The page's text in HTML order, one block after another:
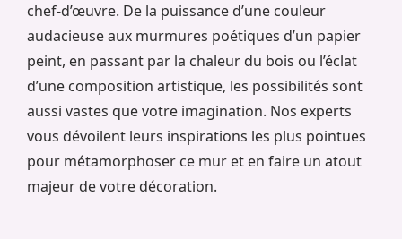
chef-d’œuvre. De la puissance d’une couleur
audacieuse aux murmures poétiques d’un papier
peint, en passant par la chaleur du bois ou l’éclat
d’une composition artistique, les possibilités sont
aussi vastes que votre imagination. Nos experts
vous dévoilent leurs inspirations les plus pointues
pour métamorphoser ce mur et en faire un atout
majeur de votre décoration.